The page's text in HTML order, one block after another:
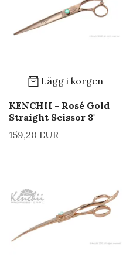
Lägg i korgen
KENCHII - Rosé Gold
Straight Scissor 8"
159,20 EUR